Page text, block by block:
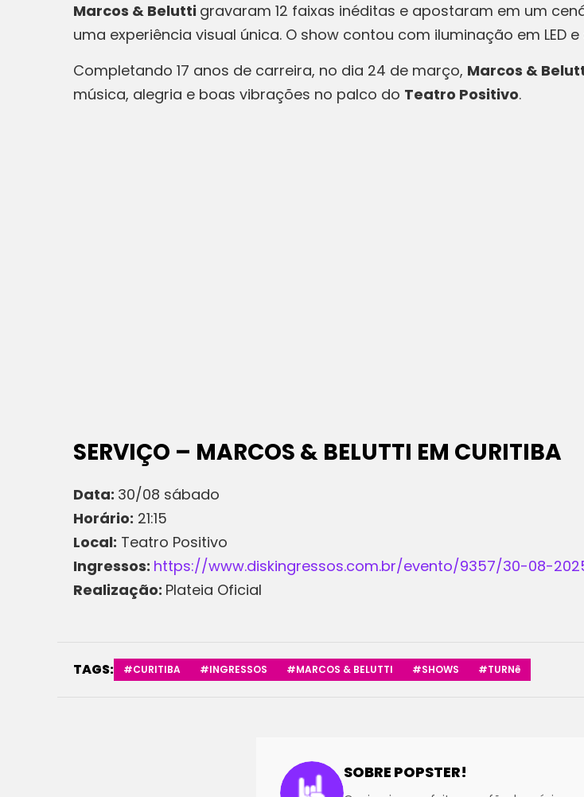
Marcos & Belutti gravaram 12 faixas inéditas e apostaram em um
uma experiência visual única. O show contou com iluminação em LED
Completando 17 anos de carreira, no dia 24 de março, Marcos &
música, alegria e boas vibrações no palco do Teatro Positivo.
SERVIÇO – MARCOS & BELUTTI EM CURITIBA
Data: 30/08 sábado
Horário: 21:15
Local: Teatro Positivo
Ingressos: https://www.diskingressos.com.br/evento/9357/30-08-
Realização: Plateia Oficial
TAGS: #CURITIBA #INGRESSOS #MARCOS & BELUTTI #SHOWS #TURNê
SOBRE POPSTER!